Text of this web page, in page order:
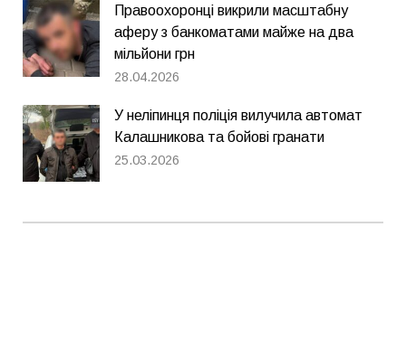
Правоохоронці викрили масштабну
аферу з банкоматами майже на два
мільйони грн
28.04.2026
У неліпинця поліція вилучила автомат
Калашникова та бойові гранати
25.03.2026